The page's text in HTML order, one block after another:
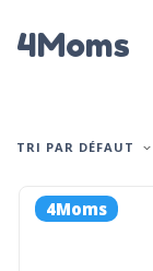
4Moms
TRI PAR DÉFAUT
4Moms